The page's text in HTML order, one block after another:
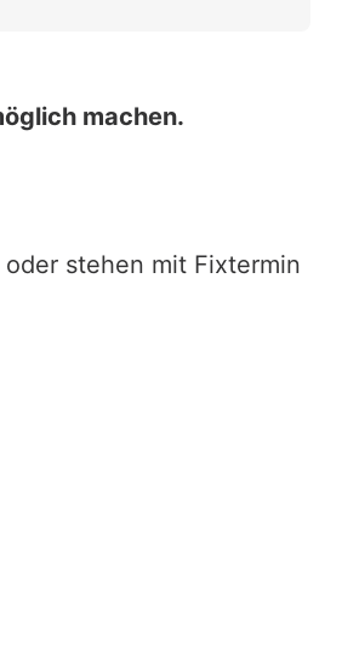
machen.
stehen mit Fixtermin